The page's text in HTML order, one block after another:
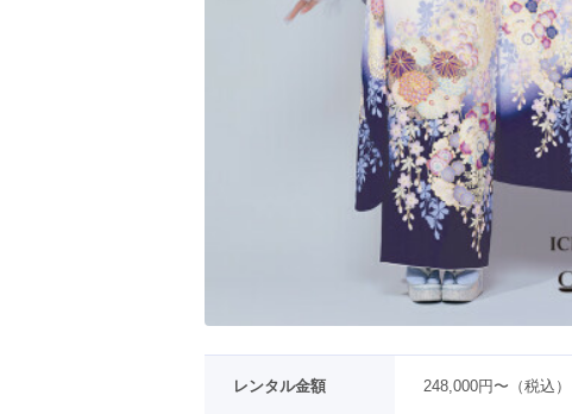
レンタル金額 248,000円〜（税込）